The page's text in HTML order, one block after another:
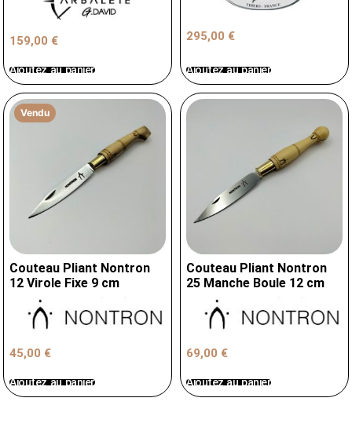
159,00 €
Ajoutez au panier
295,00 €
Ajoutez au panier
Vendu
Couteau Pliant Nontron
12 Virole Fixe 9 cm
45,00 €
Ajoutez au panier
Couteau Pliant Nontron
25 Manche Boule 12 cm
69,00 €
Ajoutez au panier